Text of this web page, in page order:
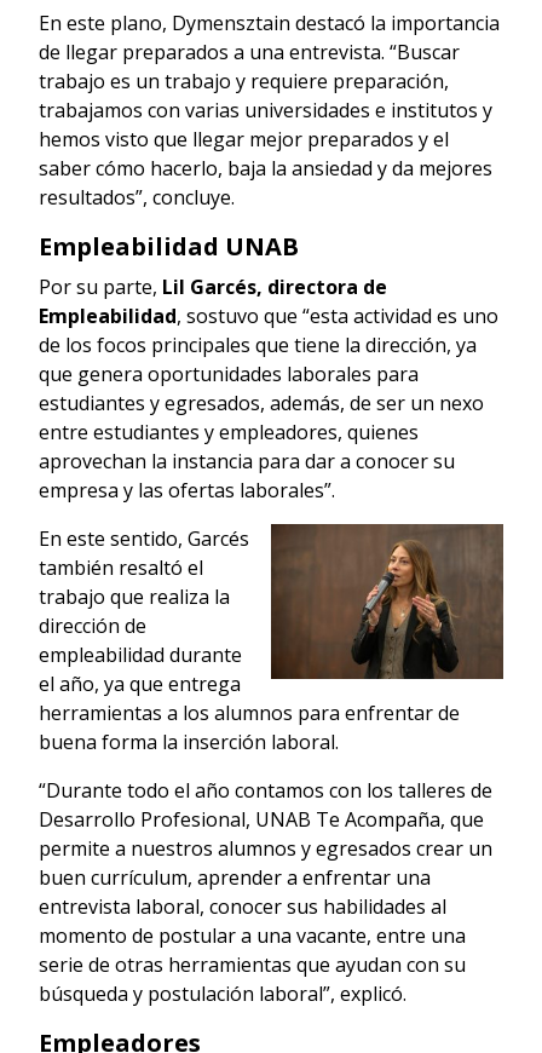
En este plano, Dymensztain destacó la importancia
de llegar preparados a una entrevista. “Buscar
trabajo es un trabajo y requiere preparación,
trabajamos con varias universidades e institutos y
hemos visto que llegar mejor preparados y el
saber cómo hacerlo, baja la ansiedad y da mejores
resultados”, concluye.
Empleabilidad UNAB
Por su parte, Lil Garcés, directora de
Empleabilidad, sostuvo que “esta actividad es uno
de los focos principales que tiene la dirección, ya
que genera oportunidades laborales para
estudiantes y egresados, además, de ser un nexo
entre estudiantes y empleadores, quienes
aprovechan la instancia para dar a conocer su
empresa y las ofertas laborales”.
En este sentido, Garcés
también resaltó el
trabajo que realiza la
dirección de
empleabilidad durante
el año, ya que entrega
herramientas a los alumnos para enfrentar de
buena forma la inserción laboral.
“Durante todo el año contamos con los talleres de
Desarrollo Profesional, UNAB Te Acompaña, que
permite a nuestros alumnos y egresados crear un
buen currículum, aprender a enfrentar una
entrevista laboral, conocer sus habilidades al
momento de postular a una vacante, entre una
serie de otras herramientas que ayudan con su
búsqueda y postulación laboral”, explicó.
Empleadores